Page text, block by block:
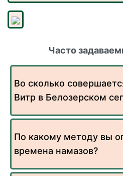
Часто
Во сколько
Витр в Белозерском
По какому методу вы
времена намазов?